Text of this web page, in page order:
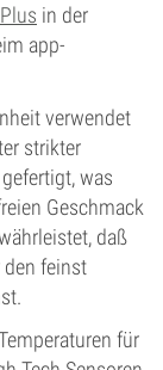
in der
app-
verwendet
strikter
was
Geschmack
daß
den feinst
für